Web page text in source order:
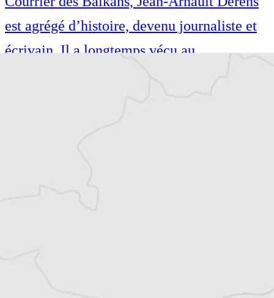
est agrégé d’histoire, devenu journaliste et
écrivain. Il a longtemps vécu au